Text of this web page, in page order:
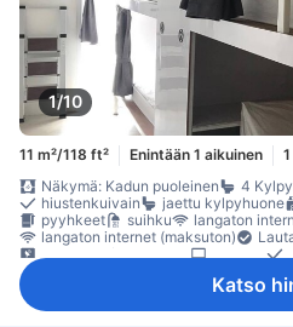
1/10
11 m²/118 ft² Enintään 1 aikuinen
Näkymä: Kadun puoleinen
4
hiustenkuivain
jaettu kylpyhuone
pyyhkeet
suihku
langaton
langaton internet (maksuton)
Pistorasiat
Katso